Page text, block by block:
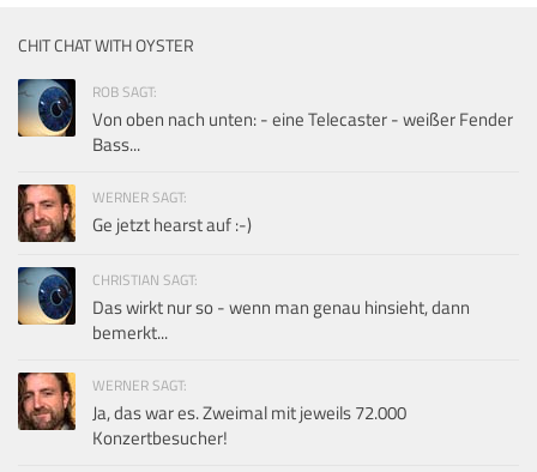
CHIT CHAT WITH OYSTER
ROB SAGT:
Von oben nach unten: - eine Telecaster - weißer Fender
Bass...
WERNER SAGT:
Ge jetzt hearst auf :-)
CHRISTIAN SAGT:
Das wirkt nur so - wenn man genau hinsieht, dann
bemerkt...
WERNER SAGT:
Ja, das war es. Zweimal mit jeweils 72.000
Konzertbesucher!